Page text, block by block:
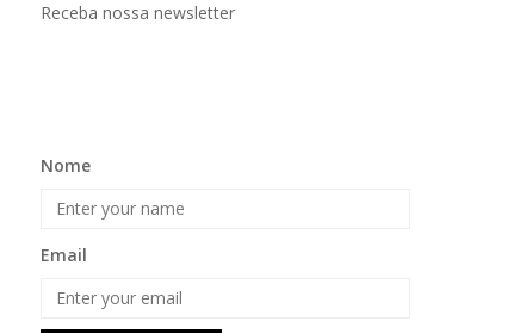
Receba nossa newsletter
Nome
Email